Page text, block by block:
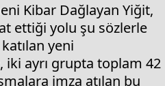
Kibar Dağlayan Yiğit,
ettiği yolu şu sözlerle
yeni
iki ayrı grupta toplam 42
imza atılan bu